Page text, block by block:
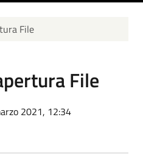
File
File
2021, 12:34